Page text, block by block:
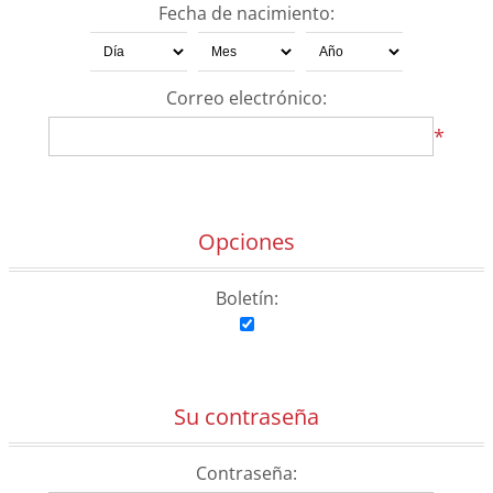
Fecha de nacimiento:
Correo electrónico:
*
Opciones
Boletín:
Su contraseña
Contraseña: